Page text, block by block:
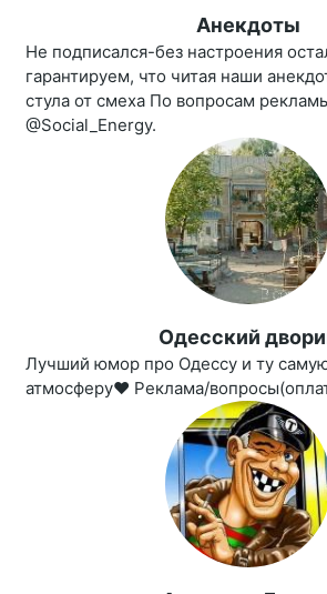
Анекдоты
Не подписался-без настроения
гарантируем, что читая наши
стула от смеха По вопросам
@Social_Energy.
Одесский
Лучший юмор про Одессу и ту
атмосферу❤ Реклама/